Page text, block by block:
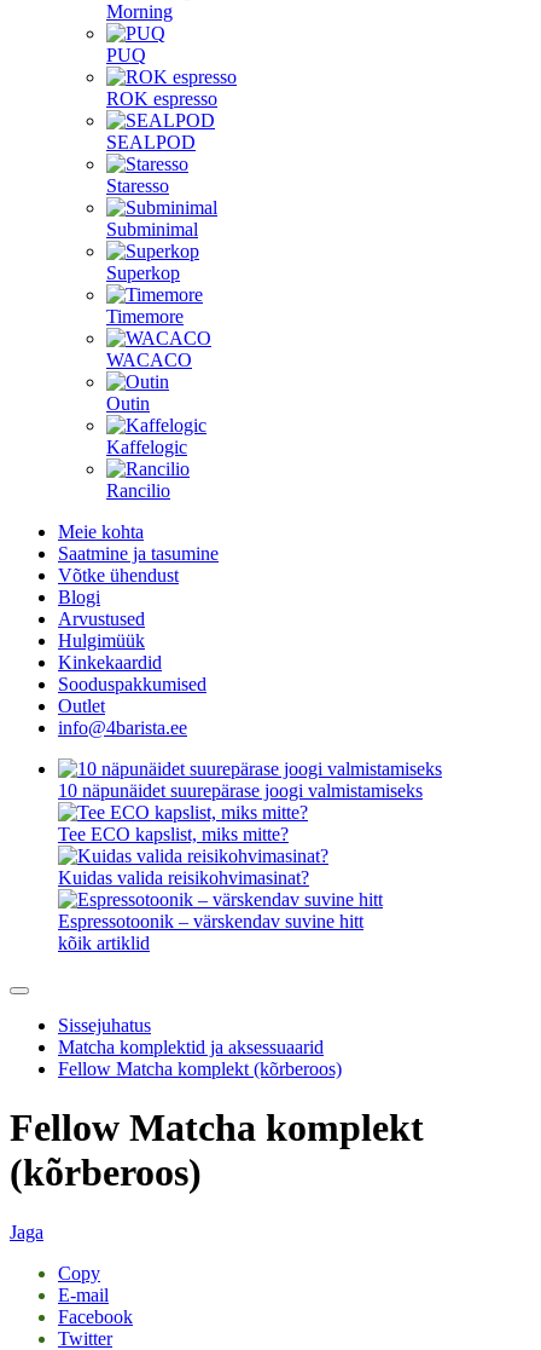
Morning
PUQ
ROK espresso
SEALPOD
Staresso
Subminimal
Superkop
Timemore
WACACO
Outin
Kaffelogic
Rancilio
Meie kohta
Saatmine ja tasumine
Võtke ühendust
Blogi
Arvustused
Hulgimüük
Kinkekaardid
Sooduspakkumised
Outlet
info@4barista.ee
10 näpunäidet suurepärase joogi valmistamiseks
Tee ECO kapslist, miks mitte?
Kuidas valida reisikohvimasinat?
Espressotoonik – värskendav suvine hitt
kõik artiklid
Sissejuhatus
Matcha komplektid ja aksessuaarid
Fellow Matcha komplekt (kõrberoos)
Fellow Matcha komplekt
(kõrberoos)
Jaga
Copy
E-mail
Facebook
Twitter